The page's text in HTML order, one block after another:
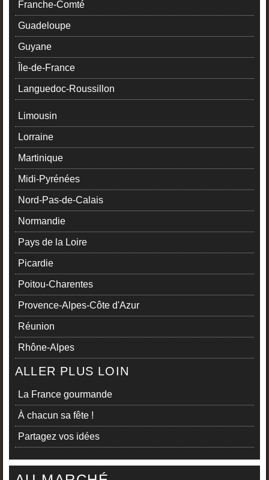
Franche-Comté
Guadeloupe
Guyane
Île-de-France
Languedoc-Roussillon
Limousin
Lorraine
Martinique
Midi-Pyrénées
Nord-Pas-de-Calais
Normandie
Pays de la Loire
Picardie
Poitou-Charentes
Provence-Alpes-Côte d'Azur
Réunion
Rhône-Alpes
ALLER PLUS LOIN
La France gourmande
À chacun sa fête !
Partagez vos idées